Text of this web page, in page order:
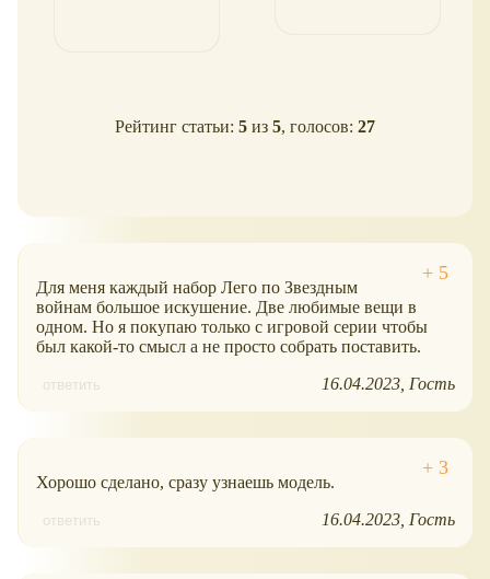
Рейтинг статьи: 5 из 5, голосов: 27
Для меня каждый набор Лего по Звездным
войнам большое искушение. Две любимые вещи в
одном. Но я покупаю только с игровой серии чтобы
был какой-то смысл а не просто собрать поставить.
ответить 16.04.2023 Гость
Хорошо сделано, сразу узнаешь модель.
ответить 16.04.2023 Гость